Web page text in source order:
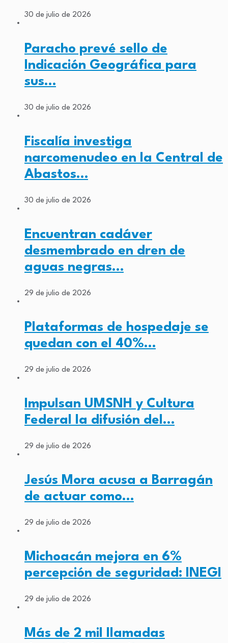
30 de julio de 2026
Paracho prevé sello de
Indicación Geográfica para
sus…
30 de julio de 2026
Fiscalía investiga
narcomenudeo en la Central de
Abastos…
30 de julio de 2026
Encuentran cadáver
desmembrado en dren de
aguas negras…
29 de julio de 2026
Plataformas de hospedaje se
quedan con el 40%…
29 de julio de 2026
Impulsan UMSNH y Cultura
Federal la difusión del…
29 de julio de 2026
Jesús Mora acusa a Barragán
de actuar como…
29 de julio de 2026
Michoacán mejora en 6%
percepción de seguridad: INEGI
29 de julio de 2026
Más de 2 mil llamadas